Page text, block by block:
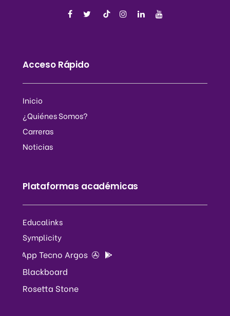
Acceso Rápido
Inicio
¿Quiénes Somos?
Carreras
Noticias
Plataformas académicas
Educalinks
Symplicity
App Tecno Argos
Blackboard
Rosetta Stone